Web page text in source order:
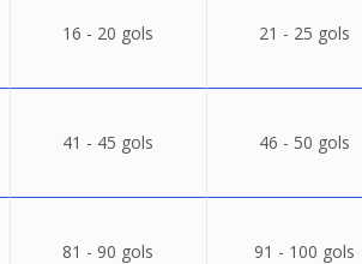
16 - 20 gols 21 - 25 gols
41 - 45 gols 46 - 50 gols
81 - 90 gols 91 - 100 gols